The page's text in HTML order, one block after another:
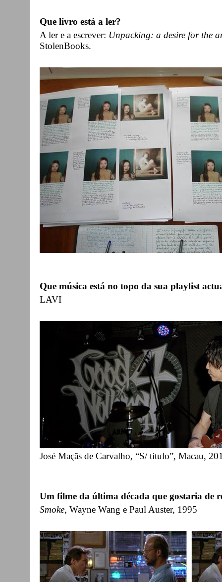
Que livro está a ler?
A ler e a escrever: Unpacking: a desire for the
StolenBooks.
Que música está no topo da sua playlist
LAVI
José Maçãs de Carvalho, “S/ título”, Macau,
Um filme da última década que gostaria de
Smoke, Wayne Wang e Paul Auster, 1995